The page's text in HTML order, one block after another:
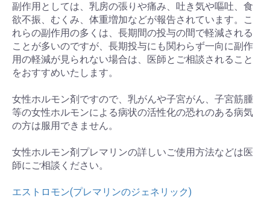
お買い物を続ける カートへ進む
副作用としては、乳房の張りや痛み、吐き気や嘔吐、食
欲不振、むくみ、体重増加などが報告されています。こ
れらの副作用の多くは、長期間の投与の間で軽減される
ことが多いのですが、長期投与にも関わらず一向に副作
用の軽減が見られない場合は、医師とご相談されること
をおすすめいたします。
女性ホルモン剤ですので、乳がんや子宮がん、子宮筋腫
等の女性ホルモンによる病状の活性化の恐れのある病気
の方は服用できません。
女性ホルモン剤プレマリンの詳しいご使用方法などは医
師にご相談ください。
エストロモン(プレマリンのジェネリック)